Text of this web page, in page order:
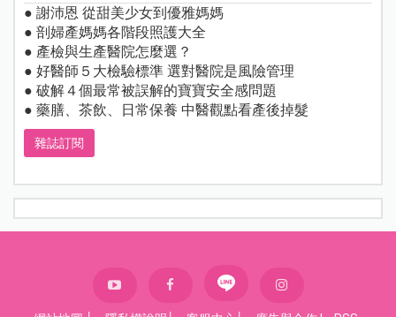
● 謝沛恩 從甜美少女到優雅媽媽
● 剖婦產媽媽各階段照護大全
● 產檢與生產醫院怎麼選？
● 好醫師５大檢驗標準 選對醫院是風險管理
● 破解４個最常被誤解的寶寶安全感問題
● 藥膳、茶飲、日常保養 中醫觀點看產後掉髮
雜誌訂閱